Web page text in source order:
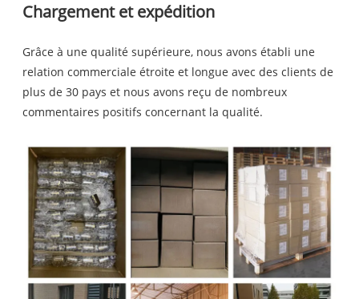
Chargement et expédition
Grâce à une qualité supérieure, nous avons établi une
relation commerciale étroite et longue avec des clients de
plus de 30 pays et nous avons reçu de nombreux
commentaires positifs concernant la qualité.